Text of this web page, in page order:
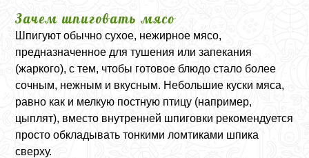
Зачем шпиговать мясо
Шпигуют обычно сухое, нежирное мясо,
предназначенное для тушения или запекания
(жаркого), с тем, чтобы готовое блюдо стало более
сочным, нежным и вкусным. Небольшие куски мяса,
равно как и мелкую постную птицу (например,
цыплят), вместо внутренней шпиговки рекомендуется
просто обкладывать тонкими ломтиками шпика
сверху.